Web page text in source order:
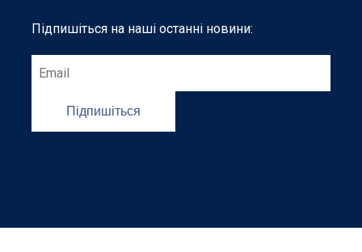
Підпишіться на наші останні новини:
Підпишіться